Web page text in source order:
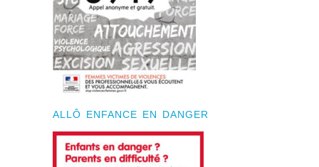
ALLÔ ENFANCE EN DANGER